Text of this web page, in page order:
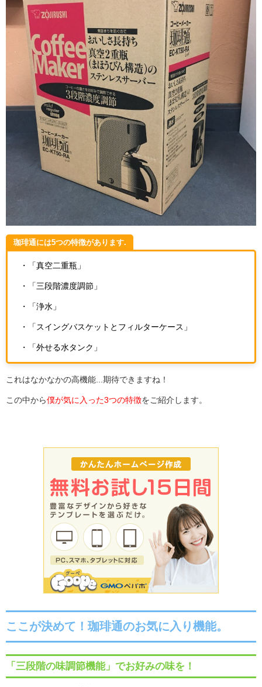
珈琲通には5つの特徴があります.
・「真空二重瓶」
・「三段階濃度調節」
・「浄水」
・「スイングバスケットとフィルターケース」
・「外せる水タンク」
これはなかなかの高機能...期待できますね！
この中から僕が気に入った3つの特徴をご紹介します。
ここが決めて！珈琲通のお気に入り機能。
「三段階の味調節機能」でお好みの味を！